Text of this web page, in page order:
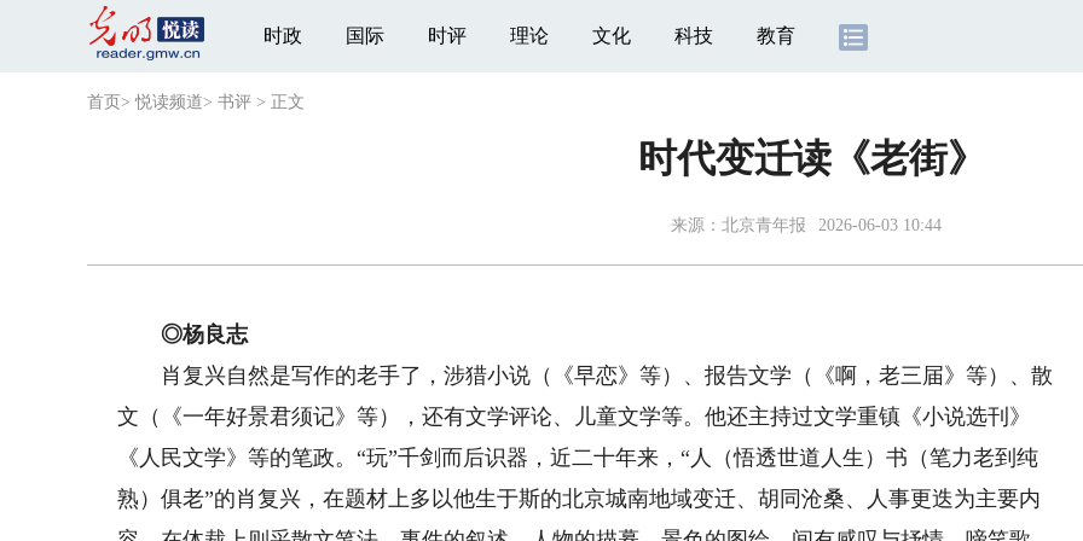
时政 国际 时评 理论 文化 科技 教育
首页 >悦读频道> 书评 > 正文
时代变迁读《老街》
来源： 北京青年报 2026-06-03 10:44
◎杨良志
肖复兴自然是写作的老手了，涉猎小说（《早恋》等）、报告文学（《啊，老三届》等）、散
文（《一年好景君须记》等），还有文学评论、儿童文学等。他还主持过文学重镇《小说选刊》
《人民文学》等的笔政。“玩”千剑而后识器，近二十年来，“人（悟透世道人生）书（笔力老到纯
熟）俱老”的肖复兴，在题材上多以他生于斯的北京城南地域变迁、胡同沧桑、人事更迭为主要内